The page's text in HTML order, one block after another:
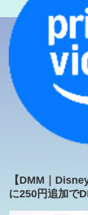
【DMM｜
に250円追加で